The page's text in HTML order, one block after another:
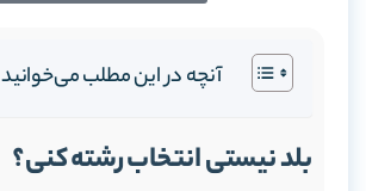
آنچه در این مطلب می‌خوانید
بلد نیستی انتخاب رشته کنی؟